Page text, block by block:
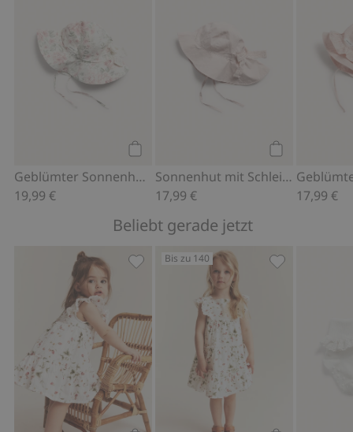
Geblümter Sonnenhut mit Schleife
19,99 €
Sonnenhut mit Schleife auf der Rückseite
17,99 €
17,99 €
Beliebt gerade jetzt
Webkleid mit Walderdbeeren, Zu
Bis zu 140